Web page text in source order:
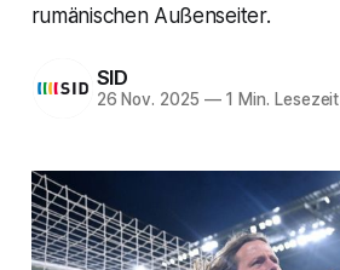
rumänischen Außenseiter.
SID
26 Nov. 2025 —1 Min. Lesezeit